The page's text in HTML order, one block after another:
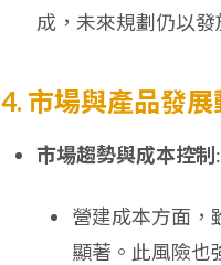
成，未來規劃仍以發
4. 市場與產品發展
市場趨勢與成本控制 :
營建成本方面，
顯著。此風險也